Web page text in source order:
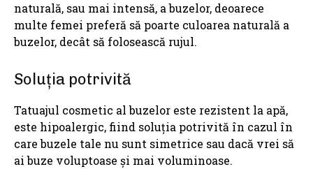
naturală, sau mai intensă, a buzelor, deoarece
multe femei preferă să poarte culoarea naturală a
buzelor, decât să folosească rujul.
Soluția potrivită
Tatuajul cosmetic al buzelor este rezistent la apă,
este hipoalergic, fiind soluția potrivită în cazul în
care buzele tale nu sunt simetrice sau dacă vrei să
ai buze voluptoase și mai voluminoase.